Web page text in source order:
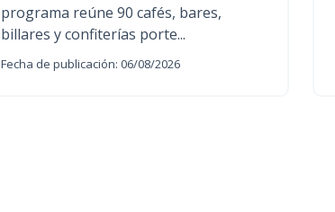
programa reúne 90 cafés, bares,
billares y confiterías porte...
Fecha de publicación: 06/08/2026